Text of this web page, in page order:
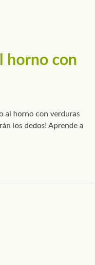
horno con
al horno con verduras
los dedos! Aprende a